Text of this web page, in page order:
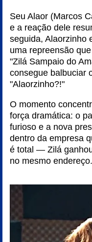
Seu Alaor (Marcos
e a reação dele
seguida, Alaorzinho
uma repreensão
"Zilá Sampaio do
consegue balbuciar
"Alaorzinho?!"
O momento
força dramática: o
furioso e a nova
dentro da empresa
é total — Zilá
no mesmo endereço.